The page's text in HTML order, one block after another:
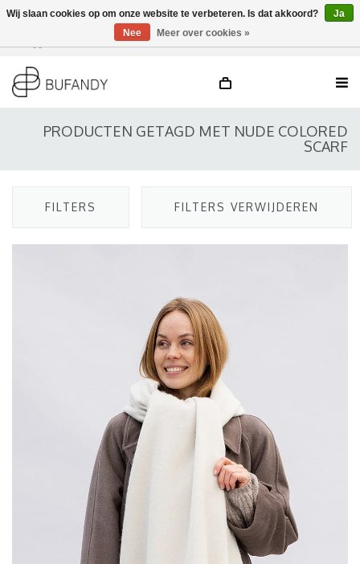
DE / EN
PRODUCTEN GETAGD MET NUDE COLORED
SCARF
FILTERS FILTERS VERWIJDEREN
Wij slaan cookies op om onze website te verbeteren. Is dat akkoord?
Ja
Nee
Meer over cookies »